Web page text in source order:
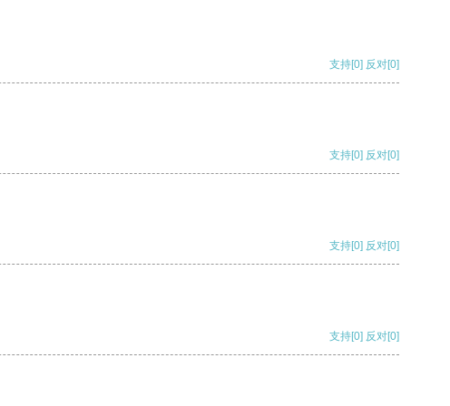
支持[0] 反对[0]
支持[0] 反对[0]
支持[0] 反对[0]
支持[0] 反对[0]